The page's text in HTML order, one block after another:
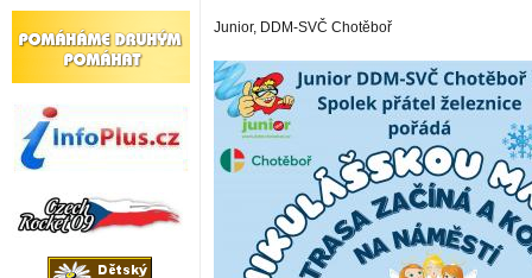
Junior, DDM-SVČ Chotěboř